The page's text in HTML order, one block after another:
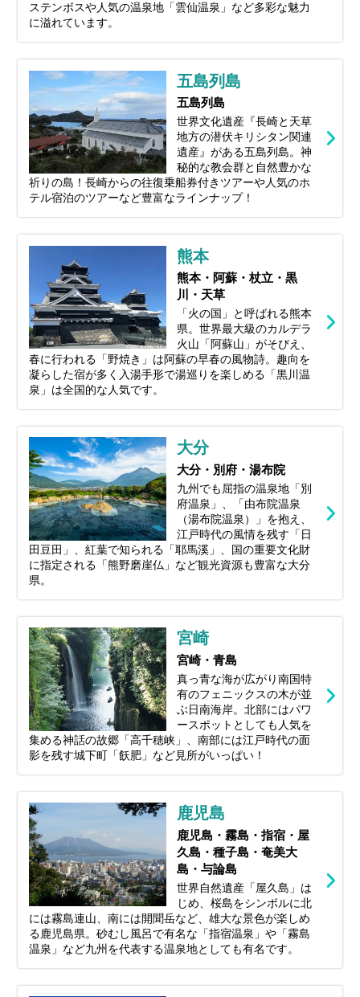
ステンボスや人気の温泉地「雲仙温泉」など多彩な魅力
に溢れています。
五島列島
五島列島
世界文化遺産『長崎と天草
地方の潜伏キリシタン関連
遺産』がある五島列島。神
秘的な教会群と自然豊かな
祈りの島！長崎からの往復乗船券付きツアーや人気のホ
テル宿泊のツアーなど豊富なラインナップ！
熊本
熊本・阿蘇・杖立・黒
川・天草
「火の国」と呼ばれる熊本
県。世界最大級のカルデラ
火山「阿蘇山」がそびえ、
春に行われる「野焼き」は阿蘇の早春の風物詩。趣向を
凝らした宿が多く入湯手形で湯巡りを楽しめる「黒川温
泉」は全国的な人気です。
大分
大分・別府・湯布院
九州でも屈指の温泉地「別
府温泉」、「由布院温泉
（湯布院温泉）」を抱え、
江戸時代の風情を残す「日
田豆田」、紅葉で知られる「耶馬溪」、国の重要文化財
に指定される「熊野磨崖仏」など観光資源も豊富な大分
県。
宮崎
宮崎・青島
真っ青な海が広がり南国特
有のフェニックスの木が並
ぶ日南海岸。北部にはパワ
ースポットとしても人気を
集める神話の故郷「高千穂峡」、南部には江戸時代の面
影を残す城下町「飫肥」など見所がいっぱい！
鹿児島
鹿児島・霧島・指宿・屋
久島・種子島・奄美大
島・与論島
世界自然遺産「屋久島」は
じめ、桜島をシンボルに北
には霧島連山、南には開聞岳など、雄大な景色が楽しめ
る鹿児島県。砂むし風呂で有名な「指宿温泉」や「霧島
温泉」など九州を代表する温泉地としても有名です。